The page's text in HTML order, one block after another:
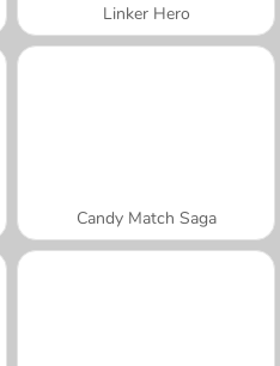
Linker Hero
Candy Match Saga